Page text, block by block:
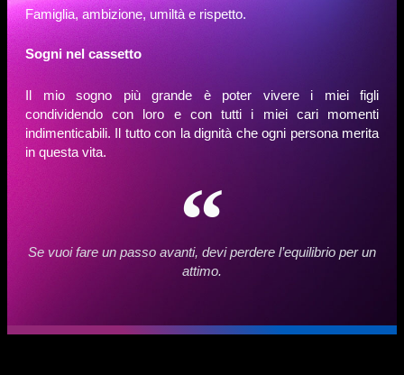
Famiglia, ambizione, umiltà e rispetto.
Sogni nel cassetto
Il mio sogno più grande è poter vivere i miei figli
condividendo con loro e con tutti i miei cari momenti
indimenticabili. Il tutto con la dignità che ogni persona merita
in questa vita.
Se vuoi fare un passo avanti, devi perdere l’equilibrio per un
attimo.